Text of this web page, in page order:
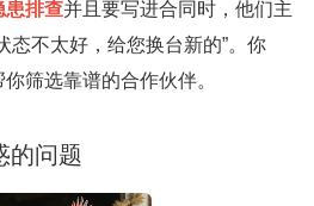
患排查并且要写进合同时，他们主
态不太好，给您换台新的”。你
筛选靠谱的合作伙伴。
的问题